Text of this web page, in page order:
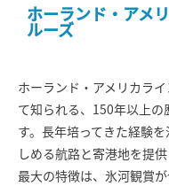
ホーランド・アメ
ルーズ
ホーランド・アメリカラ
て知られる、150年以上
す。長年培ってきた経験
しめる航路と寄港地を提供
最大の特徴は、氷河観賞